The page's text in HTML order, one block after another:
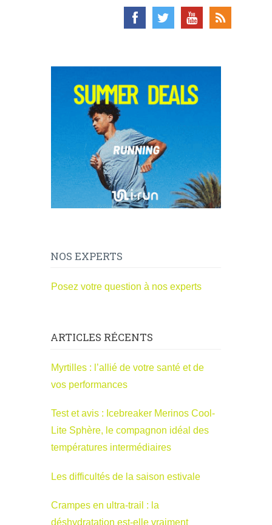
NOS EXPERTS
Posez votre question à nos experts
ARTICLES RÉCENTS
Myrtilles : l’allié de votre santé et de
vos performances
Test et avis : Icebreaker Merinos Cool-
Lite Sphère, le compagnon idéal des
températures intermédiaires
Les difficultés de la saison estivale
Crampes en ultra-trail : la
déshydratation est-elle vraiment